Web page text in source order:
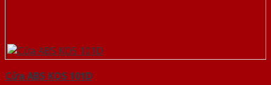
Cửa ABS KOS 101D